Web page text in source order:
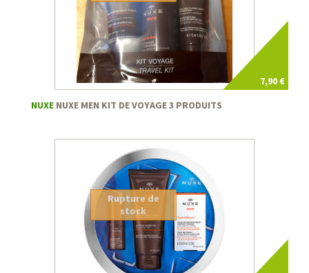
7,90 €
NUXE NUXE MEN KIT DE VOYAGE 3 PRODUITS
Rupture de
stock